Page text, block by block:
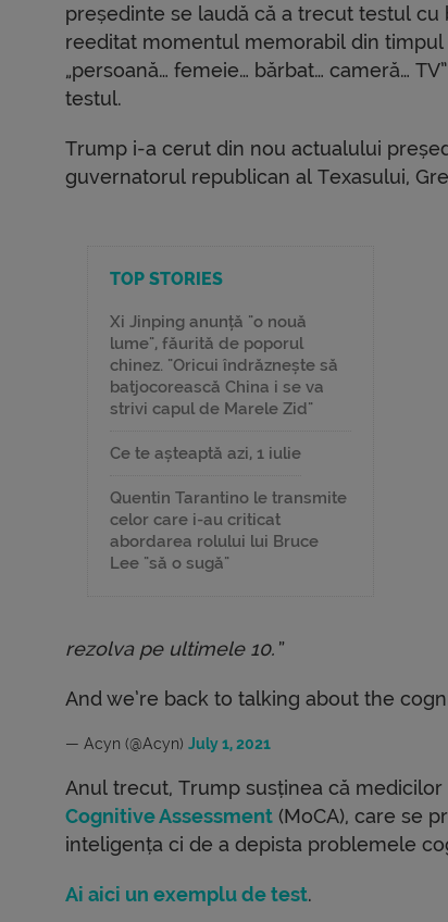
președinte se laudă că a trecut testul
reeditat momentul memorabil din
„persoană… femeie… bărbat… cameră…
testul.
Trump i-a cerut din nou actualului
guvernatorul republican al Texasului,
TOP STORIES
Xi Jinping anunță "o nouă
lume", făurită de poporul
chinez. "Oricui îndrăznește să
batjocorească China i se va
strivi capul de Marele Zid"
Ce te așteaptă azi, 1 iulie
Quentin Tarantino le transmite
celor care i-au criticat
abordarea rolului lui Bruce
Lee "să o sugă"
rezolva pe ultimele 10.”
And we’re back to talking about the
— Acyn (@Acyn) July 1, 2021
Anul trecut, Trump susținea că
Cognitive Assessment (MoCA), care se
inteligența ci de a depista problemele
Ai aici un exemplu de test.